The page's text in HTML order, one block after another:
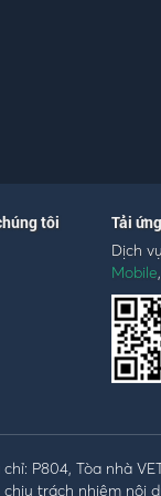
tôi Tải
Dịch
Mobile,
P804, Tòa nhà
trách nhiệm nội